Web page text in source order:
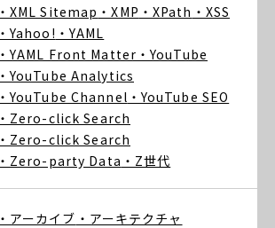
・XML Sitemap ・XMP ・XPath ・XSS
・Yahoo! ・YAML
・YAML Front Matter ・YouTube
・YouTube Analytics
・YouTube Channel ・YouTube SEO
・Zero-click Search
・Zero-click Search
・Zero-party Data ・Z世代
・アーカイブ ・アーキテクチャ